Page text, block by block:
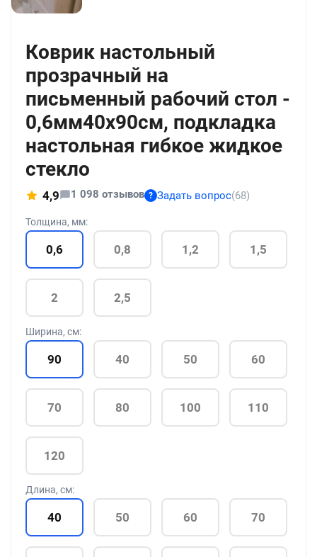
Коврик настольный
прозрачный на
письменный рабочий стол -
0,6мм40x90см, подкладка
настольная гибкое жидкое
стекло
4,9 1 098 отзывов ? Задать вопрос(68)
Толщина, мм:
0,6 0,8 1,2 1,5
2 2,5
Ширина, см:
90 40 50 60
70 80 100 110
120
Длина, см:
40 50 60 70